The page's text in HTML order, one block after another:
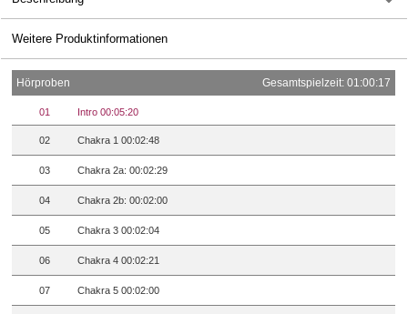
Weitere Produktinformationen
Hörproben Gesamtspielzeit: 01:00:17
01 Intro 00:05:20
02 Chakra 1 00:02:48
03 Chakra 2a: 00:02:29
04 Chakra 2b: 00:02:00
05 Chakra 3 00:02:04
06 Chakra 4 00:02:21
07 Chakra 5 00:02:00